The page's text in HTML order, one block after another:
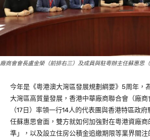
廠商會會長盧金榮（前排右三）及成員與駐粵辦主任蘇惠思
今年是《粵港澳大灣區發展規劃綱要》5周年，
大灣區高質量發展，香港中華廠商聯合會（廠
（17日）率領一行14人的代表團與香港特區政
任蘇惠思會面，雙方就如何加強對在粵港資廠
準」，以及設立住房公積金追繳期限等業界關